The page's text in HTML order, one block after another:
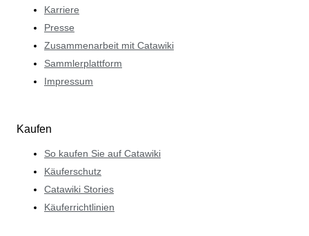
Karriere
Presse
Zusammenarbeit mit Catawiki
Sammlerplattform
Impressum
Kaufen
So kaufen Sie auf Catawiki
Käuferschutz
Catawiki Stories
Käuferrichtlinien